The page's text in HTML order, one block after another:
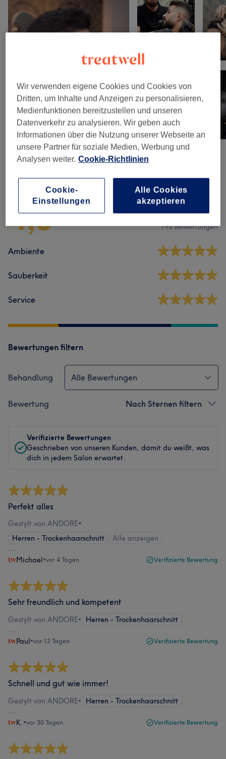
4,8 198 Bewertungen
Ambiente
Sauberkeit
Service
Bewertungen filtern
Behandlung Alle Bewertungen
Bewertung Nach Sternen filtern
Verifizierte Bewertungen
Geschrieben von unseren Kunden, damit du weißt, was
dich in jedem Salon erwartet.
Perfekt alles
Gestylt von ANDORE•
Herren - Trockenhaarschnitt
Alle anzeigen
Michael•vor 4 Tagen Verifizierte Bewertung
Sehr freundlich und kompetent
Gestylt von ANDORE• Herren - Trockenhaarschnitt
Paul•vor 12 Tagen Verifizierte Bewertung
Schnell und gut wie immer!
Gestylt von ANDORE• Herren - Trockenhaarschnitt
K. •vor 30 Tagen Verifizierte Bewertung
Wir verwenden eigene Cookies und Cookies von
Dritten, um Inhalte und Anzeigen zu personalisieren,
Medienfunktionen bereitzustellen und unseren
Datenverkehr zu analysieren. Wir geben auch
Informationen über die Nutzung unserer Webseite an
unsere Partner für soziale Medien, Werbung und
Analysen weiter. Cookie-Richtlinien
Alle Cookies
akzeptieren
Cookie-
Einstellungen